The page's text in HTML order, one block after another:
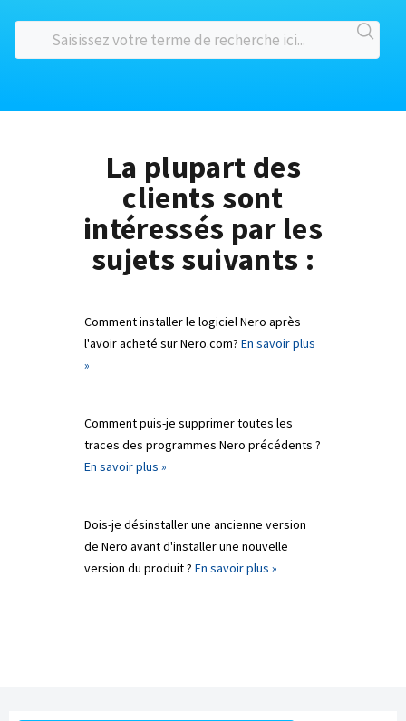
La plupart des
clients sont
intéressés par les
sujets suivants :
Comment installer le logiciel Nero après
l'avoir acheté sur Nero.com? En savoir plus
»
Comment puis-je supprimer toutes les
traces des programmes Nero précédents ?
En savoir plus »
Dois-je désinstaller une ancienne version
de Nero avant d'installer une nouvelle
version du produit ? En savoir plus »